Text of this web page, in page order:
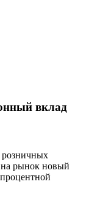
вклад
розничных
рынок новый